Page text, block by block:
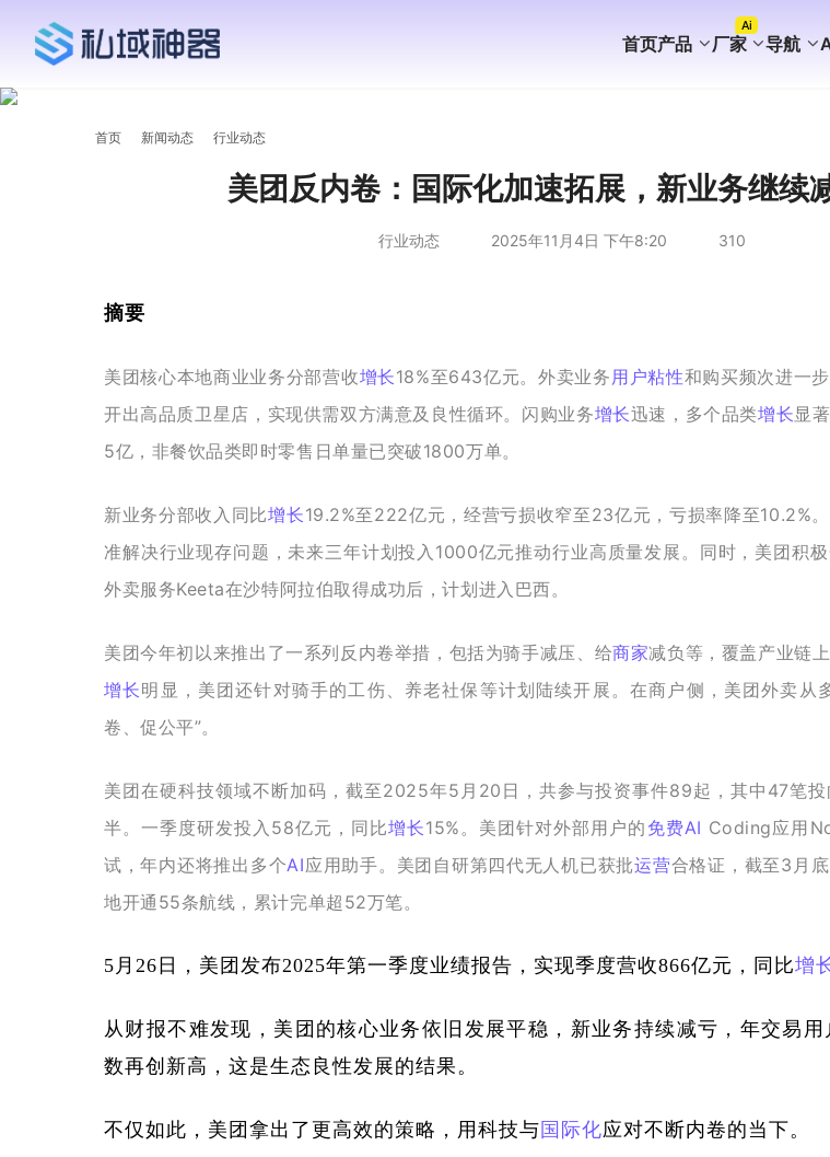
首页产品 厂家
Ai
导航
首页 新闻动态 行业动态
美团反内卷：国际化加速拓展，新业务继续
行业动态 2025年11月4日 下午8:20 310
摘要
美团核心本地商业业务分部营收增长18%至643亿元。外卖业务 用户粘性和购买频次进一
开出高品质卫星店，实现供需双方满意及良性循环。闪购业务增长迅速，多个品类增长显
5亿，非餐饮品类即时零售日单量已突破1800万单。
新业务分部收入同比增长19.2%至222亿元，经营亏损收窄至23亿元，亏损率降至10.2%
准解决行业现存问题，未来三年计划投入1000亿元推动行业高质量发展。同时，美团积
外卖服务Keeta在沙特阿拉伯取得成功后，计划进入巴西。
美团今年初以来推出了一系列反内卷举措，包括为骑手减压、给商家减负等，覆盖产业链
增长明显，美团还针对骑手的工伤、养老社保等计划陆续开展。在商户侧，美团外卖从
卷、促公平”。
美团在硬科技领域不断加码，截至2025年5月20日，共参与投资事件89起，其中47笔投
半。一季度研发投入58亿元，同比增长15%。美团针对外部用户的 免费AI Coding应用
试，年内还将推出多个AI应用助手。美团自研第四代无人机已获批运营合格证，截至3月
地开通55条航线，累计完单超52万笔。
5月26日，美团发布2025年第一季度业绩报告，实现季度营收866亿元，同比增
从财报不难发现，美团的核心业务依旧发展平稳，新业务持续减亏，年交易
数再创新高，这是生态良性发展的结果。
不仅如此，美团拿出了更高效的策略，用科技与国际化应对不断内卷的当下。